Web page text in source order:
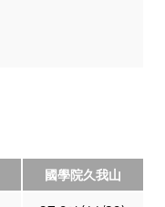
國學院久我山